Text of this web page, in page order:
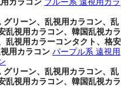
グリーン、乱視用カラコン、乱
乱視用カラコン、韓国乱視カラ
乱視用カラーコンタクト、格安
用カラコン パープル系 遠視用
グリーン、乱視用カラコン、乱
乱視用カラコン、韓国乱視カラ